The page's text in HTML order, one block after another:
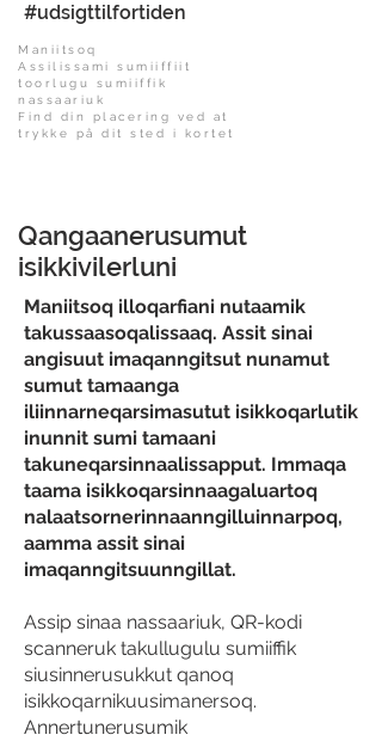
#udsigttilfortiden
Maniitsoq
Assilissami sumiiffiit
toorlugu sumiiffik
nassaariuk
Find din placering ved at
trykke på dit sted i kortet
Qangaanerusumut
isikkivilerluni
Maniitsoq illoqarfiani nutaamik
takussaasoqalissaaq. Assit sinai
angisuut imaqanngitsut nunamut
sumut tamaanga
iliinnarneqarsimasutut isikkoqarlutik
inunnit sumi tamaani
takuneqarsinnaalissapput. Immaqa
taama isikkoqarsinnaagaluartoq
nalaatsornerinnaanngilluinnarpoq,
aamma assit sinai
imaqanngitsuunngillat.
Assip sinaa nassaariuk, QR-kodi
scanneruk takullugulu sumiiffik
siusinnerusukkut qanoq
isikkoqarnikuusimanersoq.
Annertunerusumik